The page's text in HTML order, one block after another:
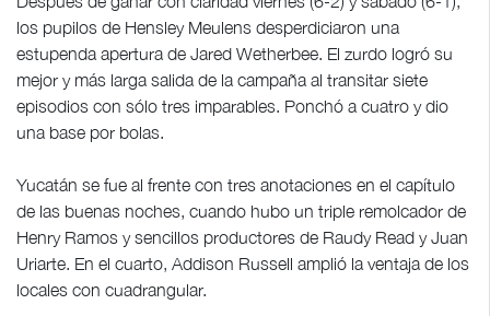
los pupilos de Hensley Meulens desperdiciaron una
estupenda apertura de Jared Wetherbee. El zurdo logró su
mejor y más larga salida de la campaña al transitar siete
episodios con sólo tres imparables. Ponchó a cuatro y dio
una base por bolas.
Yucatán se fue al frente con tres anotaciones en el capítulo
de las buenas noches, cuando hubo un triple remolcador de
Henry Ramos y sencillos productores de Raudy Read y Juan
Uriarte. En el cuarto, Addison Russell amplió la ventaja de los
locales con cuadrangular.